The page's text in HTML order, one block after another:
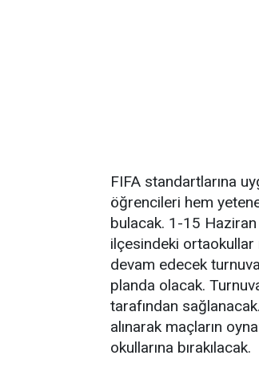
FIFA standartlarına
öğrencileri hem
bulacak. 1-15
ilçesindeki ortaokullar
devam edecek
planda olacak.
tarafından
alınarak maçların
okullarına bırakılacak.